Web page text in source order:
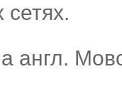
сетях.
англ.